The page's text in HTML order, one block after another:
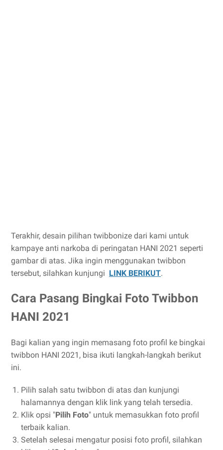
Terakhir, desain pilihan twibbonize dari kami untuk
kampaye anti narkoba di peringatan HANI 2021 seperti
gambar di atas. Jika ingin menggunakan twibbon
tersebut, silahkan kunjungi LINK BERIKUT.
Cara Pasang Bingkai Foto Twibbon
HANI 2021
Bagi kalian yang ingin memasang foto profil ke bingkai
twibbon HANI 2021, bisa ikuti langkah-langkah berikut
ini.
Pilih salah satu twibbon di atas dan kunjungi
halamannya dengan klik link yang telah tersedia.
Klik opsi "Pilih Foto" untuk memasukkan foto profil
terbaik kalian.
Setelah selesai mengatur posisi foto profil, silahkan